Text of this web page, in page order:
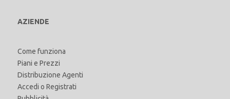
AZIENDE
Come funziona
Piani e Prezzi
Distribuzione Agenti
Accedi o Registrati